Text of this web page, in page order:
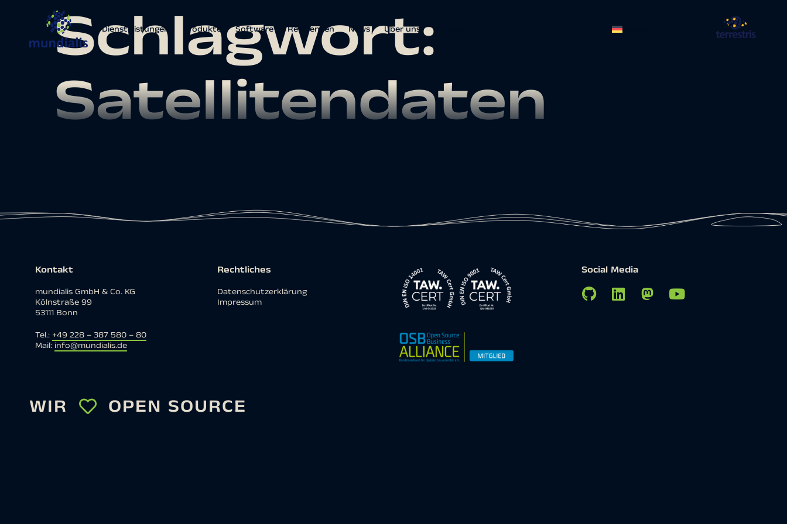
Dienstleistungen Produkte Software Referenzen News Über uns
Schlagwort:
Satellitendaten
Kontakt
mundialis GmbH & Co. KG
Kölnstraße 99
53111 Bonn
Tel.: +49 228 – 387 580 – 80
Mail: info@mundialis.de
Rechtliches
Datenschutzerklärung
Impressum
Social Media
WIR OPEN SOURCE